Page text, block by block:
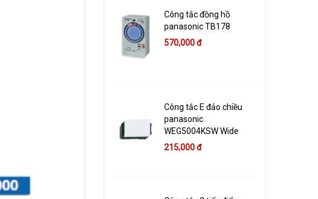
Công tắc đồng hồ
panasonic TB178
570,000 đ
Công tắc E đảo chiều
panasonic
WEG5004KSW Wide
215,000 đ